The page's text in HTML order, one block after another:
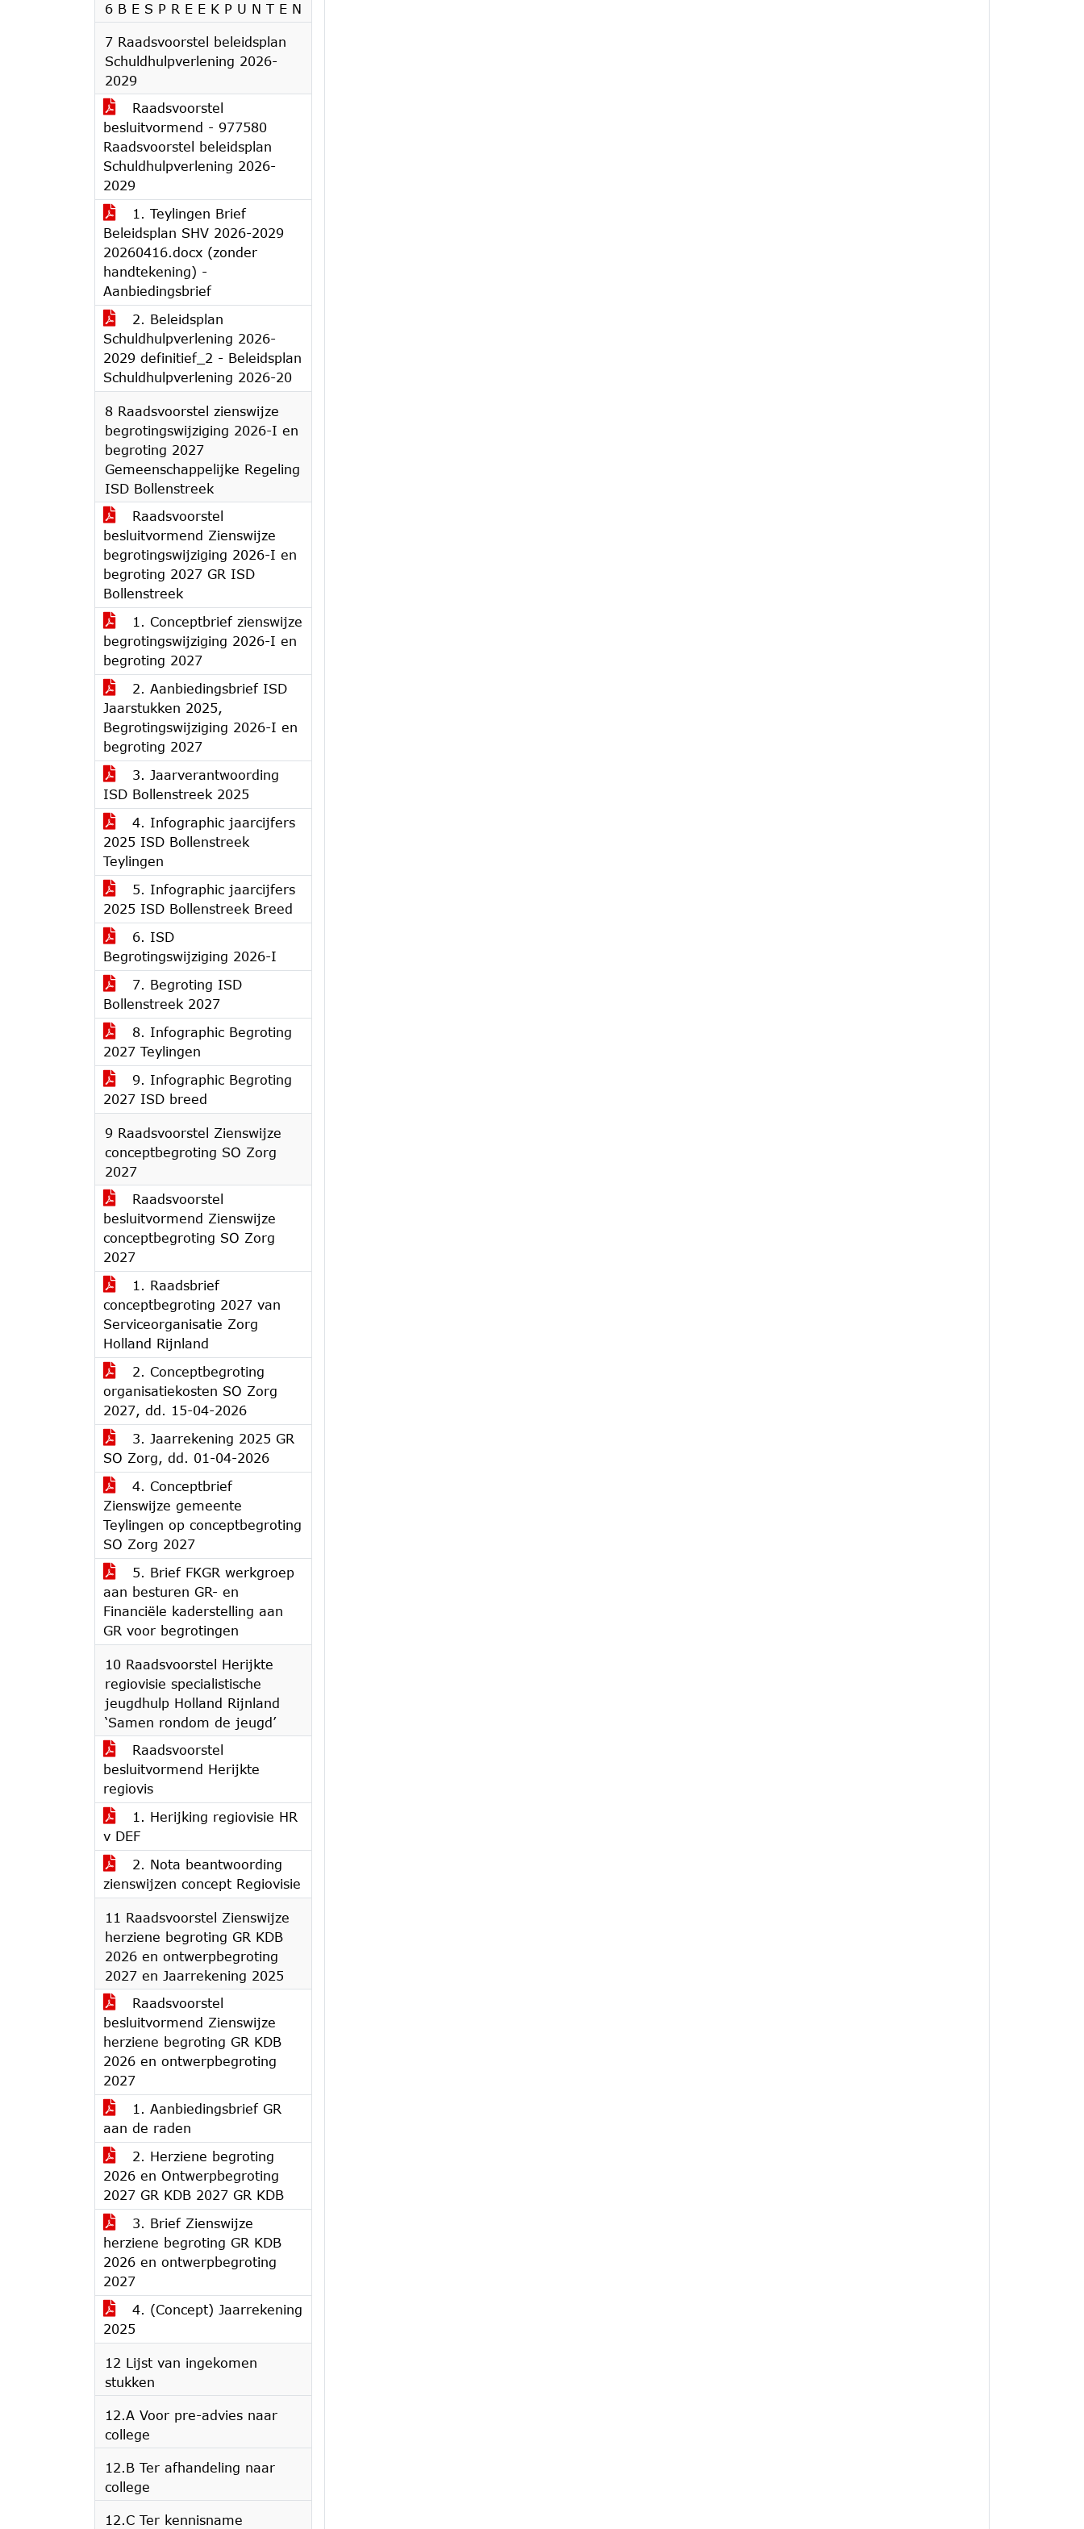
6 B E S P R E E K P U N T E N
7 Raadsvoorstel beleidsplan
Schuldhulpverlening 2026-
2029
Raadsvoorstel
besluitvormend - 977580
Raadsvoorstel beleidsplan
Schuldhulpverlening 2026-
2029
1. Teylingen Brief
Beleidsplan SHV 2026-2029
20260416.docx (zonder
handtekening) -
Aanbiedingsbrief
2. Beleidsplan
Schuldhulpverlening 2026-
2029 definitief_2 - Beleidsplan
Schuldhulpverlening 2026-20
8 Raadsvoorstel zienswijze
begrotingswijziging 2026-I en
begroting 2027
Gemeenschappelijke Regeling
ISD Bollenstreek
Raadsvoorstel
besluitvormend Zienswijze
begrotingswijziging 2026-I en
begroting 2027 GR ISD
Bollenstreek
1. Conceptbrief zienswijze
begrotingswijziging 2026-I en
begroting 2027
2. Aanbiedingsbrief ISD
Jaarstukken 2025,
Begrotingswijziging 2026-I en
begroting 2027
3. Jaarverantwoording
ISD Bollenstreek 2025
4. Infographic jaarcijfers
2025 ISD Bollenstreek
Teylingen
5. Infographic jaarcijfers
2025 ISD Bollenstreek Breed
6. ISD
Begrotingswijziging 2026-I
7. Begroting ISD
Bollenstreek 2027
8. Infographic Begroting
2027 Teylingen
9. Infographic Begroting
2027 ISD breed
9 Raadsvoorstel Zienswijze
conceptbegroting SO Zorg
2027
Raadsvoorstel
besluitvormend Zienswijze
conceptbegroting SO Zorg
2027
1. Raadsbrief
conceptbegroting 2027 van
Serviceorganisatie Zorg
Holland Rijnland
2. Conceptbegroting
organisatiekosten SO Zorg
2027, dd. 15-04-2026
3. Jaarrekening 2025 GR
SO Zorg, dd. 01-04-2026
4. Conceptbrief
Zienswijze gemeente
Teylingen op conceptbegroting
SO Zorg 2027
5. Brief FKGR werkgroep
aan besturen GR- en
Financiële kaderstelling aan
GR voor begrotingen
10 Raadsvoorstel Herijkte
regiovisie specialistische
jeugdhulp Holland Rijnland
‘Samen rondom de jeugd’
Raadsvoorstel
besluitvormend Herijkte
regiovis
1. Herijking regiovisie HR
v DEF
2. Nota beantwoording
zienswijzen concept Regiovisie
11 Raadsvoorstel Zienswijze
herziene begroting GR KDB
2026 en ontwerpbegroting
2027 en Jaarrekening 2025
Raadsvoorstel
besluitvormend Zienswijze
herziene begroting GR KDB
2026 en ontwerpbegroting
2027
1. Aanbiedingsbrief GR
aan de raden
2. Herziene begroting
2026 en Ontwerpbegroting
2027 GR KDB 2027 GR KDB
3. Brief Zienswijze
herziene begroting GR KDB
2026 en ontwerpbegroting
2027
4. (Concept) Jaarrekening
2025
12 Lijst van ingekomen
stukken
12.A Voor pre-advies naar
college
12.B Ter afhandeling naar
college
12.C Ter kennisname